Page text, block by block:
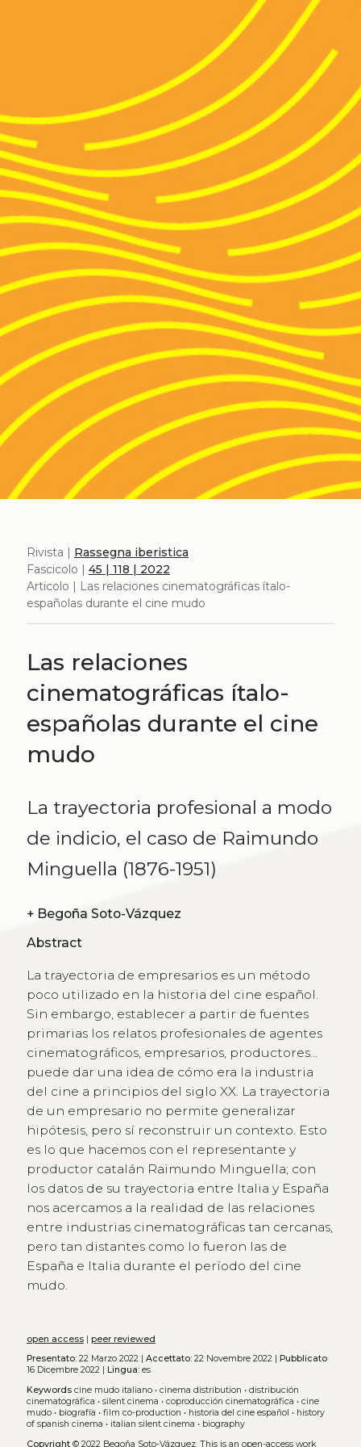
Rivista | Rassegna iberistica
Fascicolo | 45 | 118 | 2022
Articolo | Las relaciones cinematográficas ítalo-
españolas durante el cine mudo
Las relaciones
cinematográficas ítalo-
españolas durante el cine
mudo
La trayectoria profesional a modo
de indicio, el caso de Raimundo
Minguella (1876-1951)
+
Begoña Soto-Vázquez
Abstract
La trayectoria de empresarios es un método
poco utilizado en la historia del cine español.
Sin embargo, establecer a partir de fuentes
primarias los relatos profesionales de agentes
cinematográficos, empresarios, productores...
puede dar una idea de cómo era la industria
del cine a principios del siglo XX. La trayectoria
de un empresario no permite generalizar
hipótesis, pero sí reconstruir un contexto. Esto
es lo que hacemos con el representante y
productor catalán Raimundo Minguella; con
los datos de su trayectoria entre Italia y España
nos acercamos a la realidad de las relaciones
entre industrias cinematográficas tan cercanas,
pero tan distantes como lo fueron las de
España e Italia durante el período del cine
mudo.
open access| peer reviewed
Presentato:22 Marzo 2022 | Accettato:22 Novembre 2022 |
Pubblicato
16 Dicembre 2022 |
Lingua:es
Keywords cine mudo italiano• cinema distribution • distribución
cinematográfica • silent cinema • coproducción cinematográfica • cine
mudo• biografía • film co-production • historia del cine español • history
of spanish cinema • italian silent cinema • biography
Copyright© 2022 Begoña Soto-Vázquez. This is an open-access work